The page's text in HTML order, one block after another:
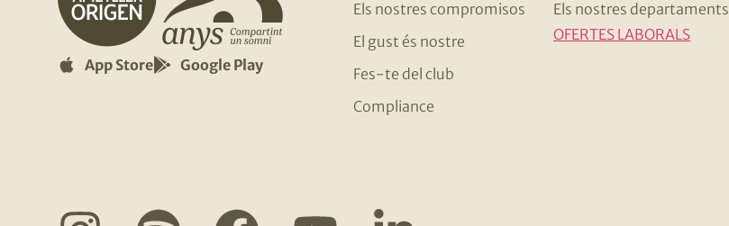
App Store Google Play
Els nostres compromisos
El gust és nostre
Fes-te del club
Compliance
Els nostres departaments
OFERTES LABORALS